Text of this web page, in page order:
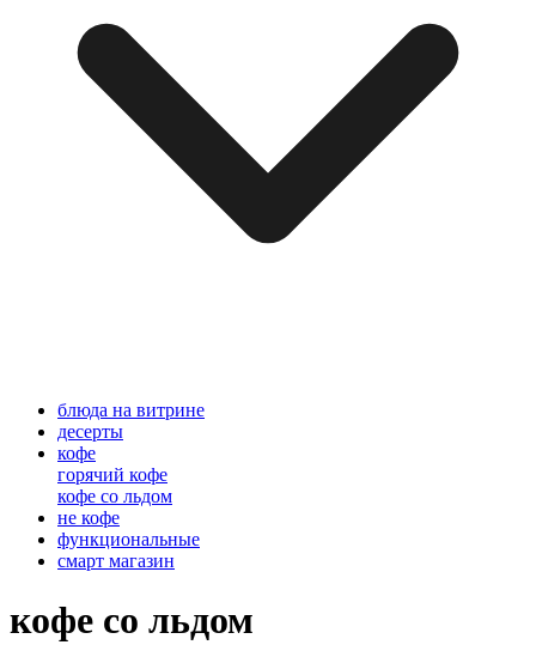
блюда на витрине
десерты
кофе
горячий кофе
кофе со льдом
не кофе
функциональные
смарт магазин
кофе со льдом